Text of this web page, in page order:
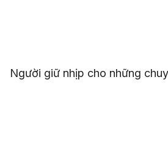
Người giữ nhịp cho những